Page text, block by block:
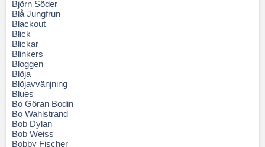
Björn Söder
Blå Jungfrun
Blackout
Blick
Blickar
Blinkers
Bloggen
Blöja
Blöjavvänjning
Blues
Bo Göran Bodin
Bo Wahlstrand
Bob Dylan
Bob Weiss
Bobby Fischer